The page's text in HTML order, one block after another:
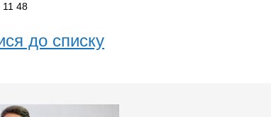
11 48
до списку